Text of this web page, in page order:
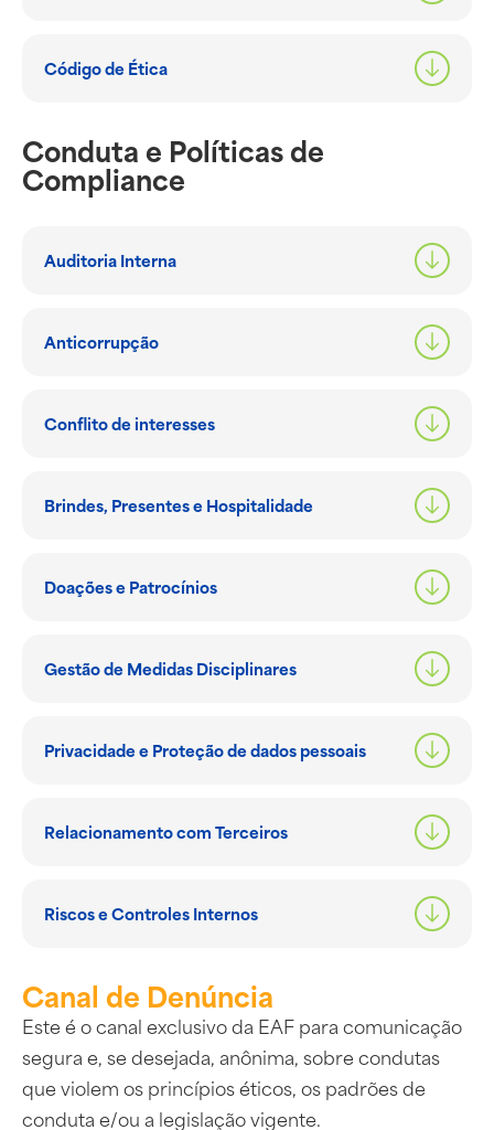
Código de Ética
Conduta e Políticas de
Compliance
Auditoria Interna
Anticorrupção
Conflito de interesses
Brindes, Presentes e Hospitalidade
Doações e Patrocínios
Gestão de Medidas Disciplinares
Privacidade e Proteção de dados pessoais
Relacionamento com Terceiros
Riscos e Controles Internos
Canal de Denúncia
Este é o canal exclusivo da EAF para comunicação
segura e, se desejada, anônima, sobre condutas
que violem os princípios éticos, os padrões de
conduta e/ou a legislação vigente.